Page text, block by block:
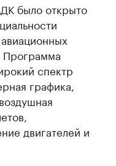
было открыто
Программа
спектр
графика,
двигателей и